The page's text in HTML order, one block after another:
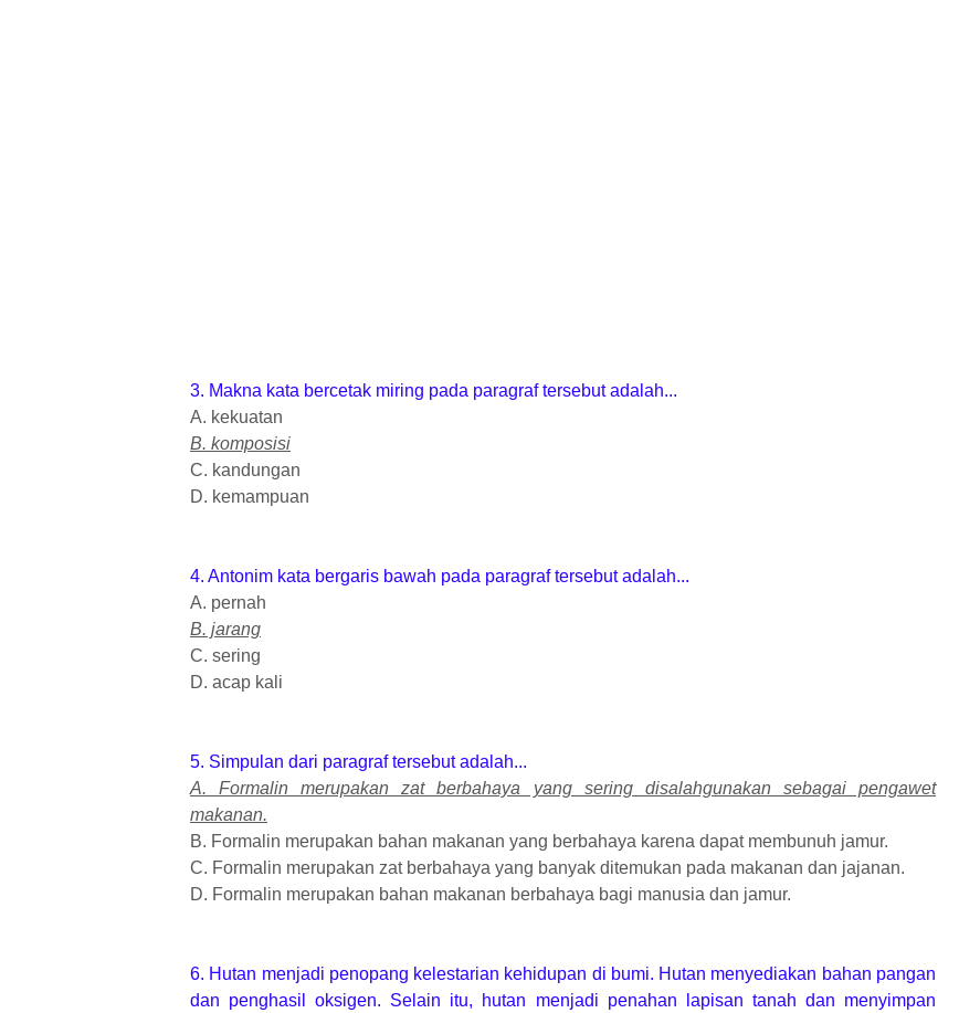
3. Makna kata bercetak miring pada paragraf tersebut adalah...
A. kekuatan
B. komposisi
C. kandungan
D. kemampuan
4. Antonim kata bergaris bawah pada paragraf tersebut adalah...
A. pernah
B. jarang
C. sering
D. acap kali
5. Simpulan dari paragraf tersebut adalah...
A. Formalin merupakan zat berbahaya yang sering disalahgunakan sebagai pengawet
makanan.
B. Formalin merupakan bahan makanan yang berbahaya karena dapat membunuh jamur.
C. Formalin merupakan zat berbahaya yang banyak ditemukan pada makanan dan jajanan.
D. Formalin merupakan bahan makanan berbahaya bagi manusia dan jamur.
6. Hutan menjadi penopang kelestarian kehidupan di bumi. Hutan menyediakan bahan pangan
dan penghasil oksigen. Selain itu, hutan menjadi penahan lapisan tanah dan menyimpan